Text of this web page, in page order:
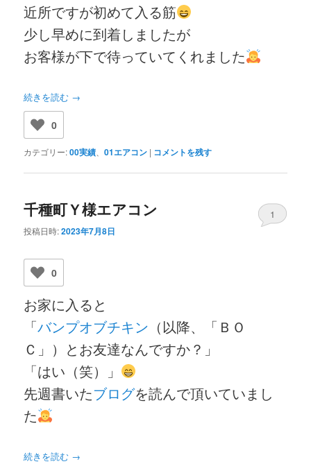
近所ですが初めて入る筋
少し早めに到着しましたが
お客様が下で待っていてくれました
続きを読む →
0
カテゴリー:00実績 、01エアコン | コメントを残す
千種町Ｙ様エアコン
投稿日時:2023年7月8日
1
0
お家に入ると
「バンプオブチキン （以降、「ＢＯ
Ｃ」）とお友達なんですか？」
「はい（笑）」
先週書いたブログを読んで頂いていまし
た
続きを読む →